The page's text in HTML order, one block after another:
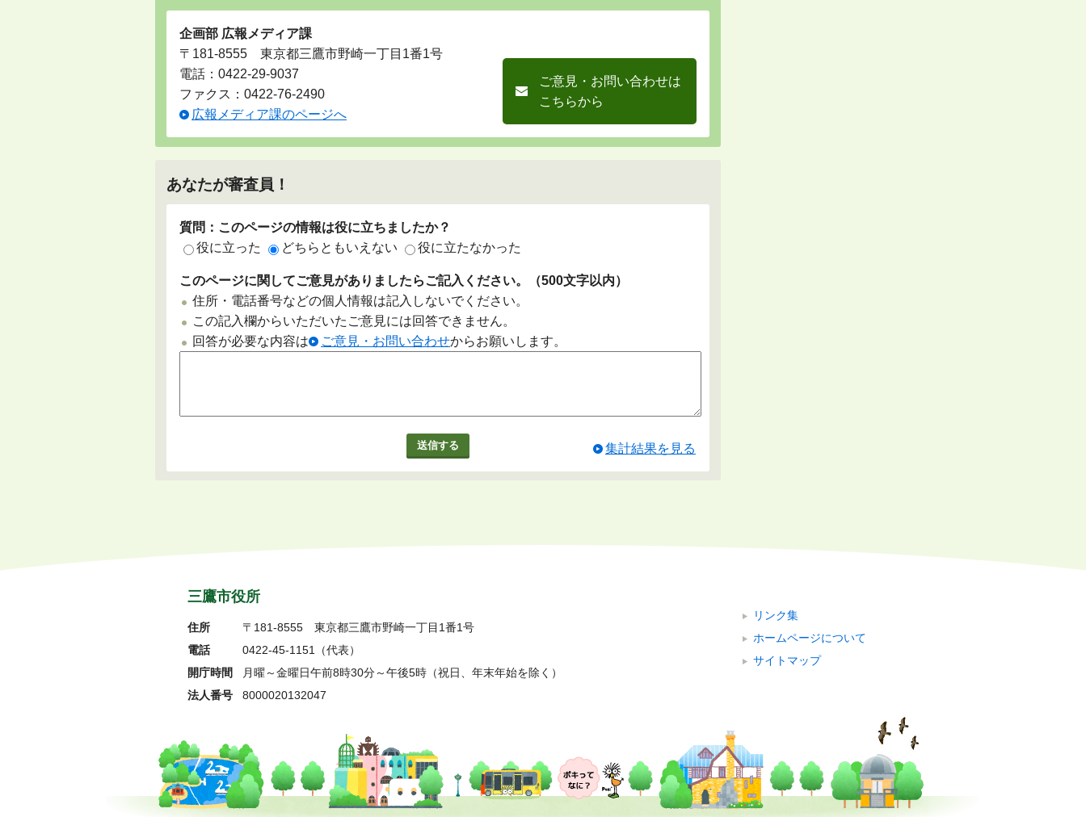
企画部 広報メディア課
〒181-8555 東京都三鷹市野崎一丁目1番1号
電話： 0422-29-9037
ファクス：0422-76-2490
広報メディア課のページへ
ご意見・お問い合わせは
こちらから
あなたが審査員！
質問：このページの情報は役に立ちましたか？
役に立った
どちらともいえない 役に立たなかった
このページに関してご意見がありましたらご記入ください。（500文字以内）
住所・電話番号などの個人情報は記入しないでください。
この記入欄からいただいたご意見には回答できません。
回答が必要な内容は
ご意見・お問い合わせからお願いします。
集計結果を見る
リンク集
ホームページについて
サイトマップ
三鷹市役所
住所 〒181-8555 東京都三鷹市野崎一丁目1番1号
電話
0422-45-1151 （代表）
開庁時間
月曜～金曜日午前8時30分～午後5時（祝日、年末年始を除く）
法人番号
8000020132047